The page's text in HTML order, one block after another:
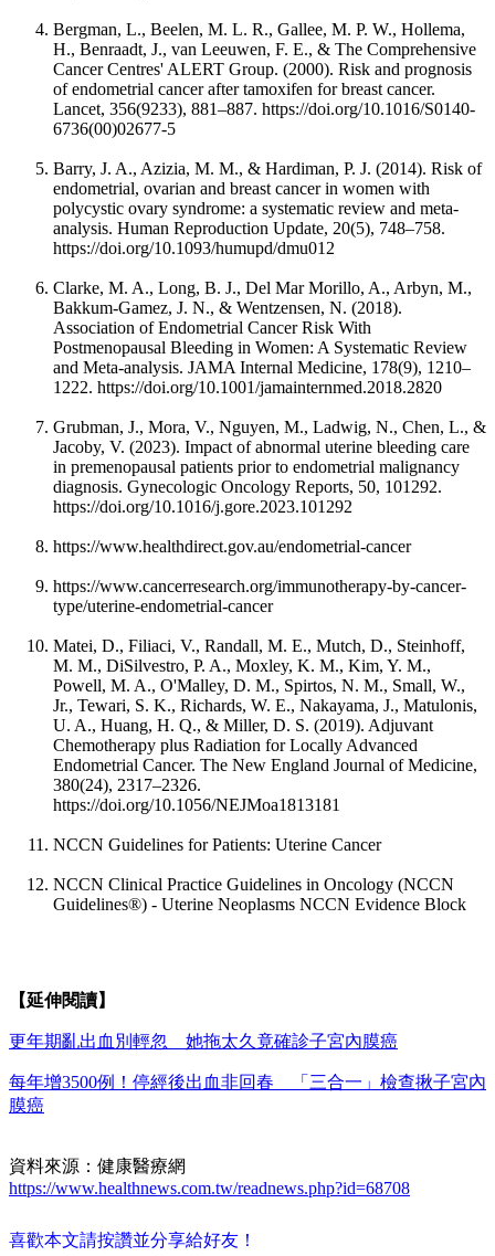
Bergman, L., Beelen, M. L. R., Gallee, M. P. W., Hollema,
H., Benraadt, J., van Leeuwen, F. E., & The Comprehensive
Cancer Centres' ALERT Group. (2000). Risk and prognosis
of endometrial cancer after tamoxifen for breast cancer.
Lancet, 356(9233), 881–887. https://doi.org/10.1016/S0140-
6736(00)02677-5
Barry, J. A., Azizia, M. M., & Hardiman, P. J. (2014). Risk of
endometrial, ovarian and breast cancer in women with
polycystic ovary syndrome: a systematic review and meta-
analysis. Human Reproduction Update, 20(5), 748–758.
https://doi.org/10.1093/humupd/dmu012
Clarke, M. A., Long, B. J., Del Mar Morillo, A., Arbyn, M.,
Bakkum-Gamez, J. N., & Wentzensen, N. (2018).
Association of Endometrial Cancer Risk With
Postmenopausal Bleeding in Women: A Systematic Review
and Meta-analysis. JAMA Internal Medicine, 178(9), 1210–
1222. https://doi.org/10.1001/jamainternmed.2018.2820
Grubman, J., Mora, V., Nguyen, M., Ladwig, N., Chen, L., &
Jacoby, V. (2023). Impact of abnormal uterine bleeding care
in premenopausal patients prior to endometrial malignancy
diagnosis. Gynecologic Oncology Reports, 50, 101292.
https://doi.org/10.1016/j.gore.2023.101292
https://www.healthdirect.gov.au/endometrial-cancer
https://www.cancerresearch.org/immunotherapy-by-cancer-
type/uterine-endometrial-cancer
Matei, D., Filiaci, V., Randall, M. E., Mutch, D., Steinhoff,
M. M., DiSilvestro, P. A., Moxley, K. M., Kim, Y. M.,
Powell, M. A., O'Malley, D. M., Spirtos, N. M., Small, W.,
Jr., Tewari, S. K., Richards, W. E., Nakayama, J., Matulonis,
U. A., Huang, H. Q., & Miller, D. S. (2019). Adjuvant
Chemotherapy plus Radiation for Locally Advanced
Endometrial Cancer. The New England Journal of Medicine,
380(24), 2317–2326.
https://doi.org/10.1056/NEJMoa1813181
NCCN Guidelines for Patients: Uterine Cancer
NCCN Clinical Practice Guidelines in Oncology (NCCN
Guidelines®) - Uterine Neoplasms NCCN Evidence Block
【延伸閱讀】
更年期亂出血別輕忽 她拖太久竟確診子宮內膜癌
每年增3500例！停經後出血非回春 「三合一」檢查揪子宮內
膜癌
資料來源：健康醫療網
https://www.healthnews.com.tw/readnews.php?id=68708
喜歡本文請按讚並分享給好友！